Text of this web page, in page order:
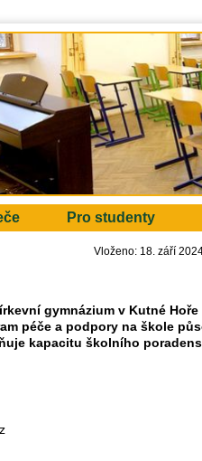
Pro studenty
Vloženo: 18. září
gymnázium v Kutné
péče a podpory na škole
kapacitu školního